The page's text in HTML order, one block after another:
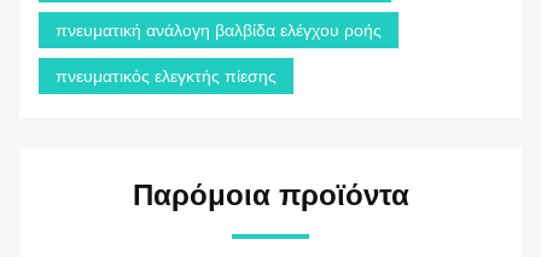
πνευματική ανάλογη βαλβίδα ελέγχου ροής
πνευματικός ελεγκτής πίεσης
Παρόμοια προϊόντα